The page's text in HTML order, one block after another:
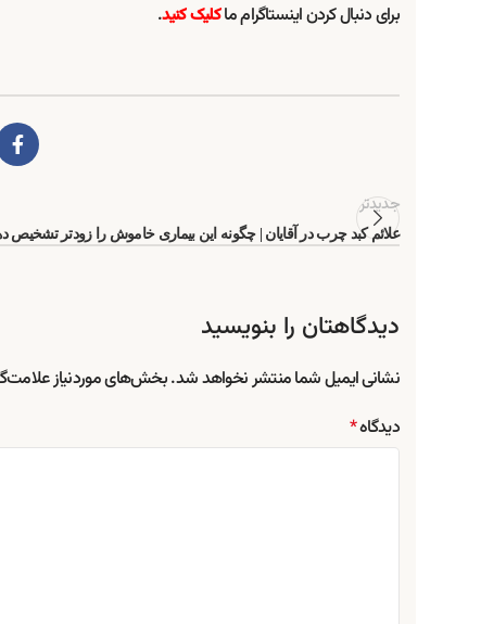
برای دنبال کردن اینستاگرام ماکلیک کنید.
جدیدتر
علائم کبد چرب در آقایان | چگونه این بیماری خاموش را زودتر تشخیص
دیدگاهتان را بنویسید
نشانی ایمیل شما منتشر نخواهد شد.بخش‌های موردنیاز
دیدگاه*